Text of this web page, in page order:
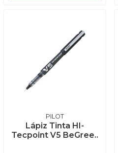
PILOT
Lápiz Tinta HI-
Tecpoint V5 BeGree..